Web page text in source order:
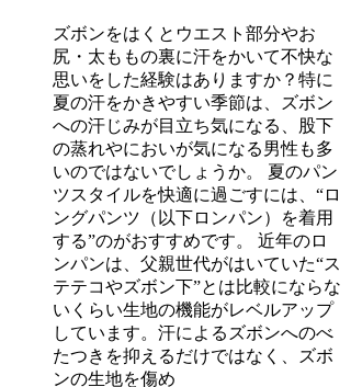
ズボンをはくとウエスト部分やお
尻・太ももの裏に汗をかいて不快な
思いをした経験はありますか？特に
夏の汗をかきやすい季節は、ズボン
への汗じみが目立ち気になる、股下
の蒸れやにおいが気になる男性も多
いのではないでしょうか。 夏のパン
ツスタイルを快適に過ごすには、“ロ
ングパンツ（以下ロンパン）を着用
する”のがおすすめです。 近年のロ
ンパンは、父親世代がはいていた“ス
テテコやズボン下”とは比較にならな
いくらい生地の機能がレベルアップ
しています。汗によるズボンへのべ
たつきを抑えるだけではなく、ズボ
ンの生地を傷め